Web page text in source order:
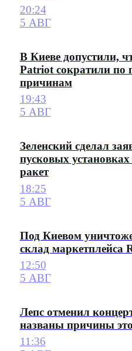
20:24
5 АВГ
В Киеве допустили,
Patriot сократили по
причинам
19:43
5 АВГ
Зеленский сделал
пусковых
ракет
18:25
5 АВГ
Под Киевом
склад маркетплейса
12:50
5 АВГ
Лепс отменил
названы причины
11:36